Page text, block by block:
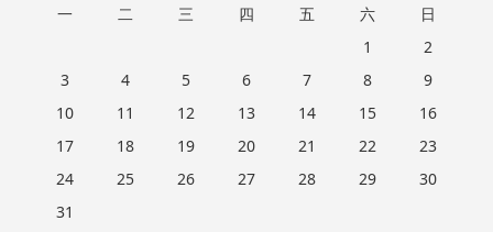
一 二 三 四 五 六
日
1
2
3
4 5 6 7 8
9
10
11 12 13 14 15
16
17
18 19 20 21 22
23
24
25 26 27 28 29
30
31